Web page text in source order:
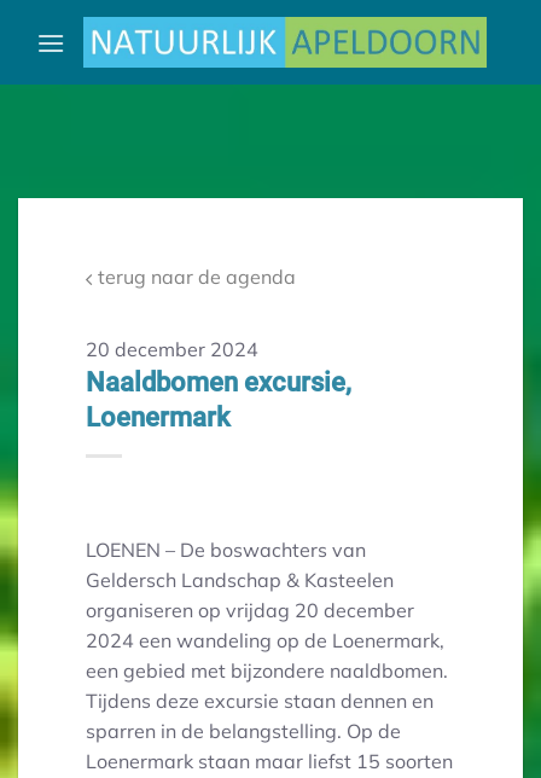
naar
terug naar de agenda
20 december 2024
Naaldbomen excursie,
Loenermark
LOENEN – De boswachters van
Geldersch Landschap & Kasteelen
organiseren op vrijdag 20 december
2024 een wandeling op de Loenermark,
een gebied met bijzondere naaldbomen.
Tijdens deze excursie staan dennen en
sparren in de belangstelling. Op de
Loenermark staan maar liefst 15 soorten